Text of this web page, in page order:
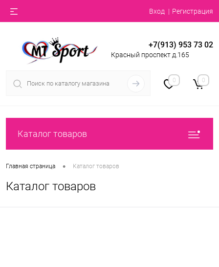
Вход Регистрация
+7(913) 953 73 02
Красный проспект д.165
0 0
Каталог товаров
Главная страница • Каталог товаров
Каталог товаров